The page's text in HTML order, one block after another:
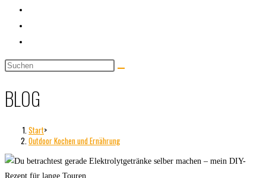
Diese
durchsuchen
BLOG
Start>
Outdoor Kochen und Ernährung